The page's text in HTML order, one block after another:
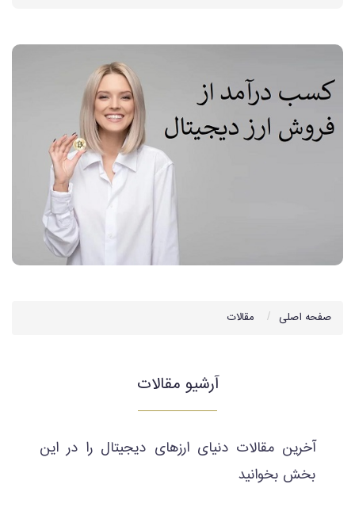
صفحه اصلی مقالات
آرشیو مقالات
آخرین مقالات دنیای ارزهای دیجیتال را در این
بخش بخوانید